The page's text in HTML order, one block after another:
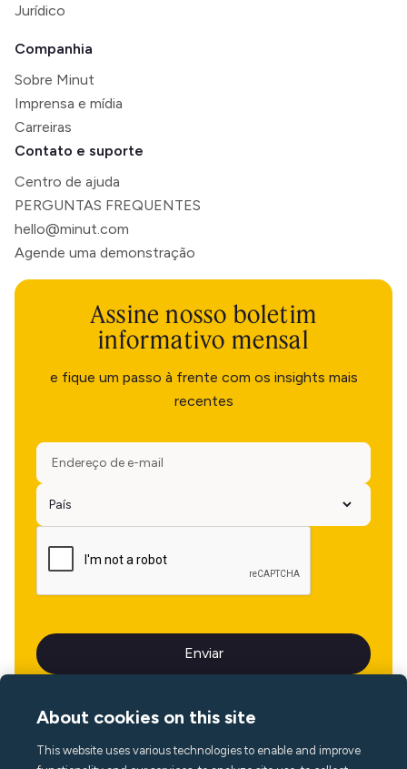
Jurídico
Companhia
Sobre Minut
Imprensa e mídia
Carreiras
Contato e suporte
Centro de ajuda
PERGUNTAS FREQUENTES
hello@minut.com
Agende uma demonstração
Assine nosso boletim
informativo mensal
e fique um passo à frente com os insights mais
recentes
Idioma
About cookies on this site
This website uses various technologies to enable and improve